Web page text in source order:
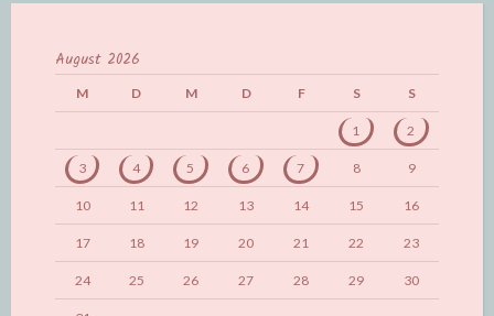
August 2026
M D M D F S S
1 2
3 4 5 6 7 8 9
10 11 12 13 14 15 16
17 18 19 20 21 22 23
24 25 26 27 28 29 30